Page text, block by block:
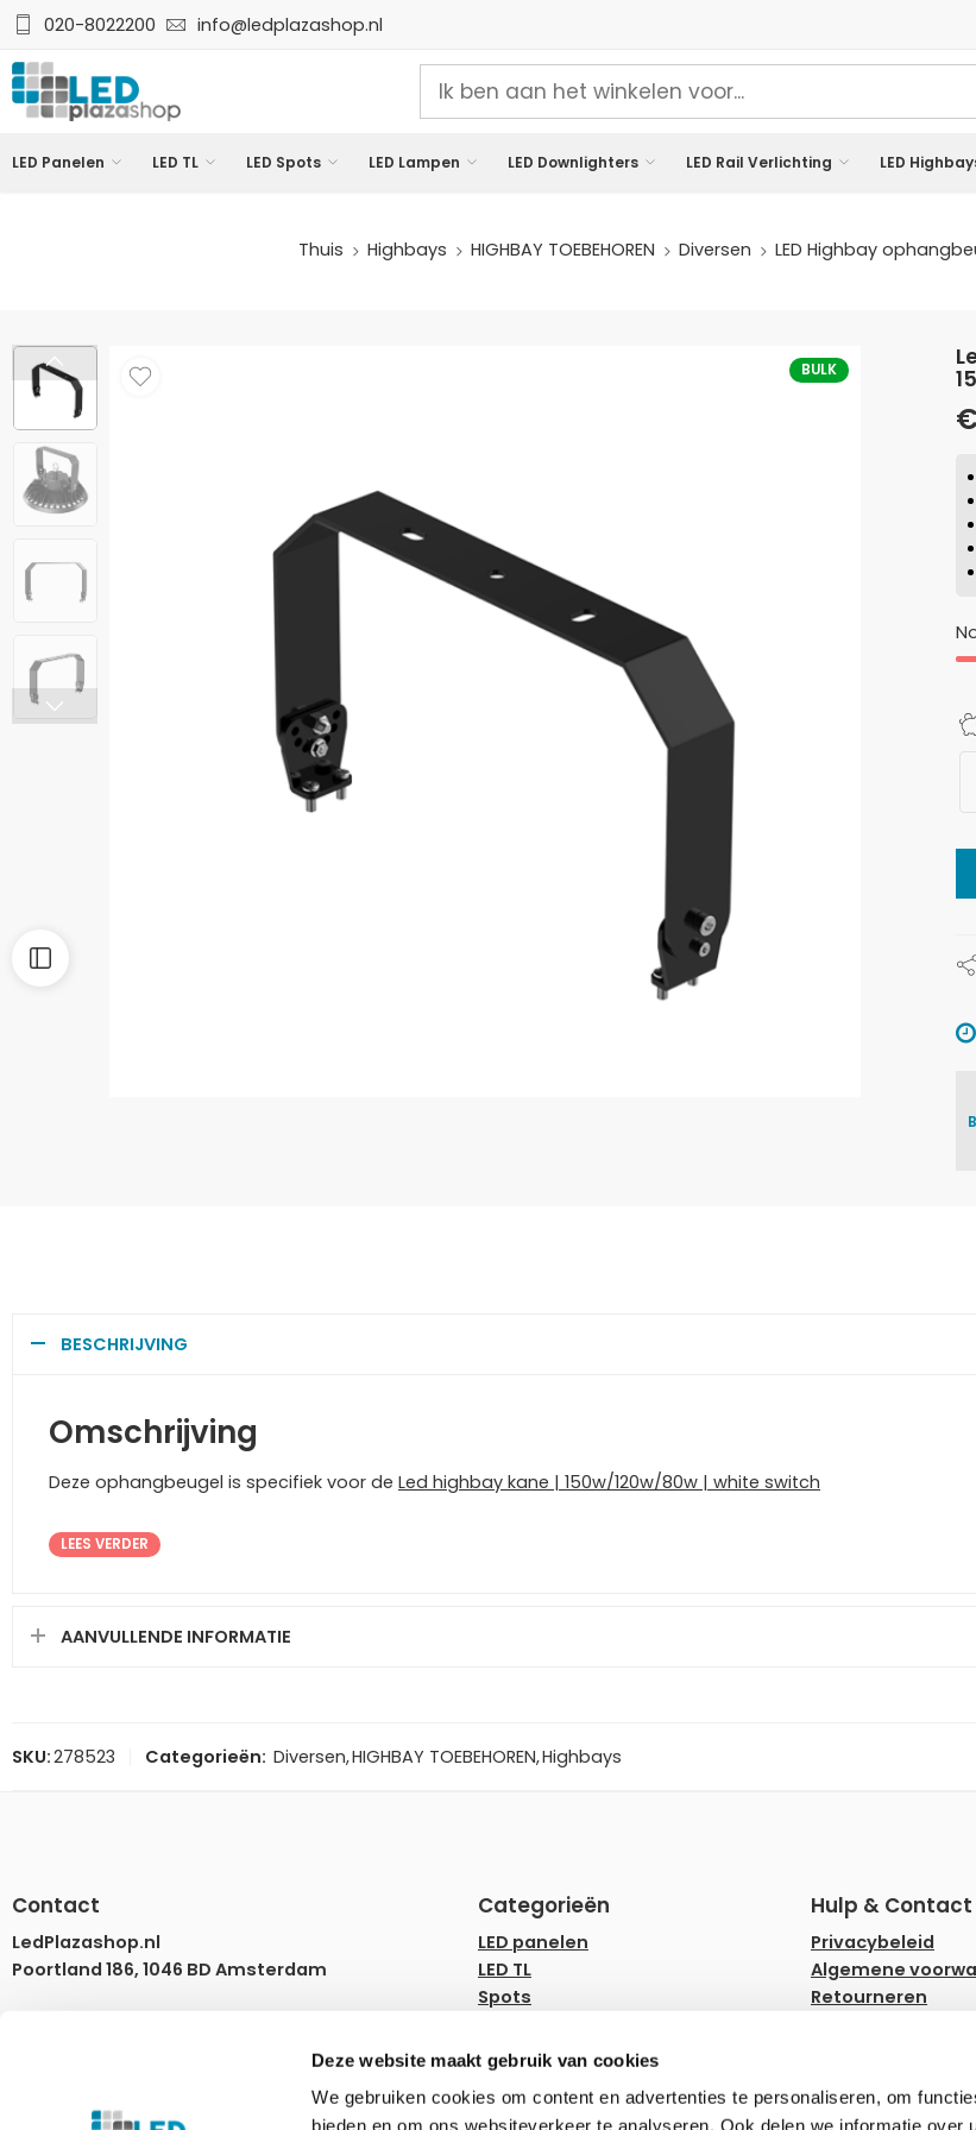
Deze website maakt gebruik van cookies
We gebruiken cookies om content en advertenties te personaliseren, om
bieden en om ons websiteverkeer te analyseren. Ook delen we informatie over
020-8022200 info@ledplazashop.nl
LED Panelen LED TL LED Spots LED Lampen LED Downlighters LED Rail Verlichting LED
Thuis Highbays HIGHBAY TOEBEHOREN Diversen LED Highbay
BULK led highbay ophangbeugel | highbay kane |
BESCHRIJVING
Omschrijving
Deze ophangbeugel is specifiek voor de Led highbay kane | 150w/120w/80w | white switch
LEES VERDER
AANVULLENDE INFORMATIE
SKU:278523 Categorieën: Diversen,HIGHBAY TOEBEHOREN,Highbays
Contact
LedPlazashop.nl
Poortland 186, 1046 BD Amsterdam
Categorieën
LED panelen
LED TL
Spots
LED lampen
Rails
Hulp & Contact
Privacybeleid
Algemene
Retourneren